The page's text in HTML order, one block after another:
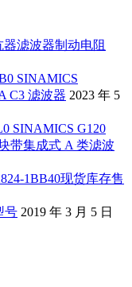
滤波器制动电阻
SINAMICS
C3 滤波器 2023 年 5
SINAMICS G120
带集成式 A 类滤波
1BB40现货库存售
号 2019 年 3 月 5 日